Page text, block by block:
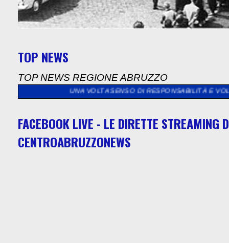
TOP NEWS
TOP NEWS REGIONE ABRUZZO
UNA VOLTA SENSO DI RESPONSABILITÀ E VOLONTÀ DI
FACEBOOK LIVE - LE DIRETTE STREAMING
CENTROABRUZZONEWS